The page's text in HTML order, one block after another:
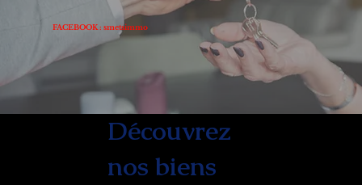
FACEBOOK : smetsimmo
Découvrez
nos biens